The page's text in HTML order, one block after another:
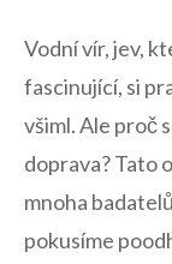
Vodní vír, jev,
fascinující, si
všiml. Ale proč
doprava? Tato
mnoha
pokusíme